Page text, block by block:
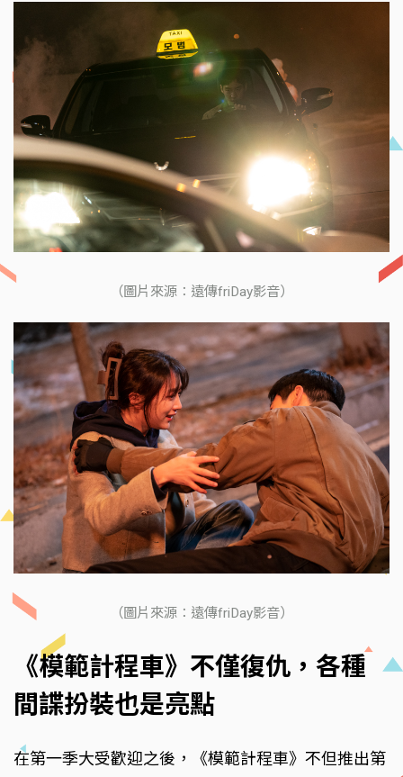
（圖片來源：遠傳friDay影音）
（圖片來源：遠傳friDay影音）
《模範計程車》不僅復仇，各種
間諜扮裝也是亮點
在第一季大受歡迎之後，《模範計程車》不但推出第